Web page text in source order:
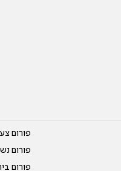
פורום
פורום
פורום